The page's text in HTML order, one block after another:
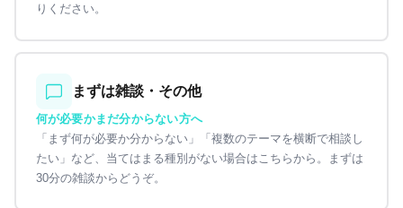
りください。
まずは雑談・その他
何が必要かまだ分からない方へ
「まず何が必要か分からない」「複数のテーマを横断で相談し
たい」など、当てはまる種別がない場合はこちらから。まずは
30分の雑談からどうぞ。